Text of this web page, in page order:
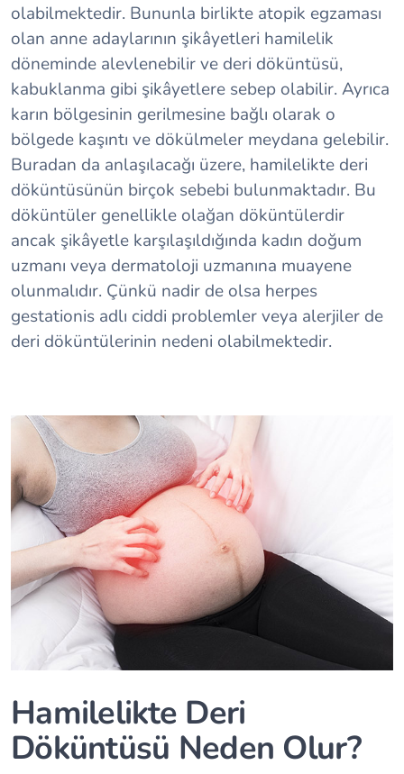
olabilmektedir. Bununla birlikte atopik egzaması
olan anne adaylarının şikâyetleri hamilelik
döneminde alevlenebilir ve deri döküntüsü,
kabuklanma gibi şikâyetlere sebep olabilir. Ayrıca
karın bölgesinin gerilmesine bağlı olarak o
bölgede kaşıntı ve dökülmeler meydana gelebilir.
Buradan da anlaşılacağı üzere, hamilelikte deri
döküntüsünün birçok sebebi bulunmaktadır. Bu
döküntüler genellikle olağan döküntülerdir
ancak şikâyetle karşılaşıldığında kadın doğum
uzmanı veya dermatoloji uzmanına muayene
olunmalıdır. Çünkü nadir de olsa herpes
gestationis adlı ciddi problemler veya alerjiler de
deri döküntülerinin nedeni olabilmektedir.
Hamilelikte Deri
Döküntüsü Neden Olur?